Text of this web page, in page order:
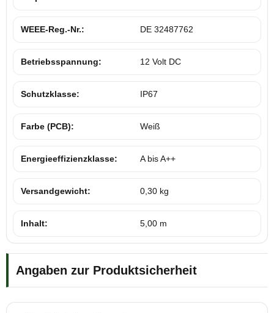
WEEE-Reg.-Nr.: DE 32487762
Betriebsspannung: 12 Volt DC
Schutzklasse: IP67
Farbe (PCB): Weiß
Energieeffizienzklasse: A bis A++
Versandgewicht: 0,30 kg
Inhalt: 5,00 m
Angaben zur Produktsicherheit